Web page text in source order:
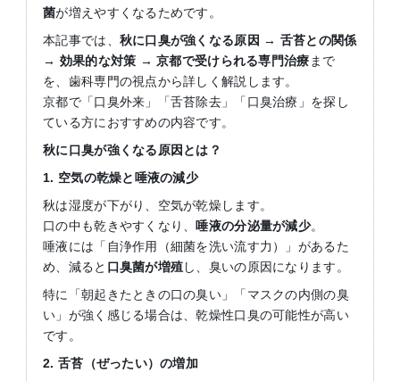
菌が増えやすくなるためです。
本記事では、 秋に口臭が強くなる原因 → 舌苔との関係
→ 効果的な対策 → 京都で受けられる専門治療 まで
を、歯科専門の視点から詳しく解説します。
京都で「口臭外来」「舌苔除去」「口臭治療」を探し
ている方におすすめの内容です。
秋に口臭が強くなる原因とは？
1. 空気の乾燥と唾液の減少
秋は湿度が下がり、空気が乾燥します。
口の中も乾きやすくなり、 唾液の分泌量が減少。
唾液には「自浄作用（細菌を洗い流す力）」があるた
め、減ると 口臭菌が増殖し、臭いの原因になります。
特に「朝起きたときの口の臭い」「マスクの内側の臭
い」が強く感じる場合は、乾燥性口臭の可能性が高い
です。
2. 舌苔（ぜったい）の増加